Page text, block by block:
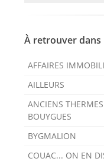
À retrouver
AFFAIRES
AILLEURS
ANCIENS
BOUYGUES
BYGMALION
COUAC... ON EN